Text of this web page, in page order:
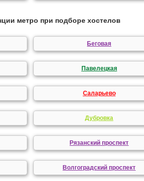
метро при подборе хостелов
Беговая
Павелецкая
Саларьево
Дубровка
Рязанский проспект
Волгоградский проспект